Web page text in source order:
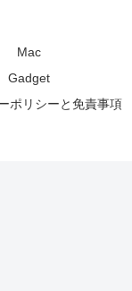
Mac
Gadget
ポリシーと免責事項